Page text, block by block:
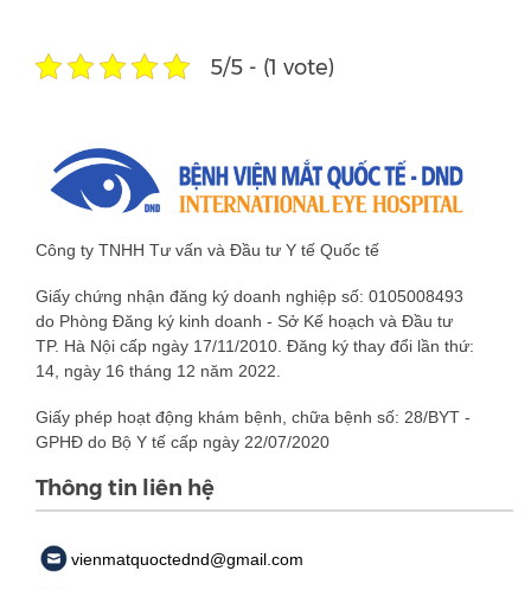
5/5 - (1 vote)
Công ty TNHH Tư vấn và Đầu tư Y tế Quốc tế
Giấy chứng nhận đăng ký doanh nghiệp số: 0105008493
do Phòng Đăng ký kinh doanh - Sở Kế hoạch và Đầu tư
TP. Hà Nội cấp ngày 17/11/2010. Đăng ký thay đổi lần thứ:
14, ngày 16 tháng 12 năm 2022.
Giấy phép hoạt động khám bệnh, chữa bệnh số: 28/BYT -
GPHĐ do Bộ Y tế cấp ngày 22/07/2020
Thông tin liên hệ
vienmatquoctednd@gmail.com